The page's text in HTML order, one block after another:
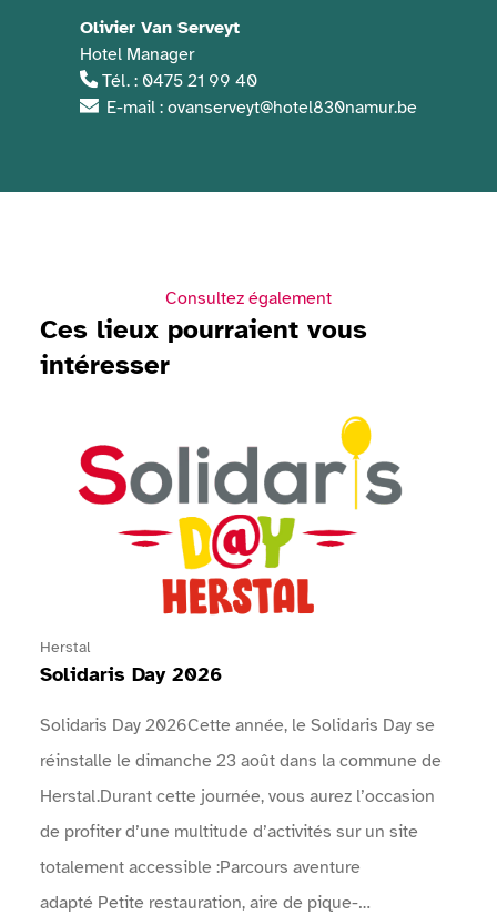
Olivier Van Serveyt
Hotel Manager
Tél. : 0475 21 99 40
E-mail : ovanserveyt@hotel830namur.be
Consultez également
Ces lieux pourraient vous
intéresser
Herstal
Solidaris Day 2026
Solidaris Day 2026Cette année, le Solidaris Day se
réinstalle le dimanche 23 août dans la commune de
Herstal.Durant cette journée, vous aurez l’occasion
de profiter d’une multitude d’activités sur un site
totalement accessible :Parcours aventure
adapté Petite restauration, aire de pique-